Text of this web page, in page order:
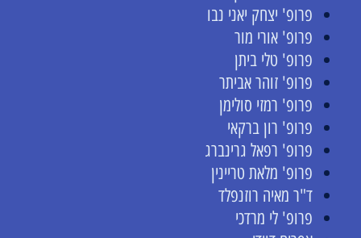
פרופ' יצחק יאני נבו
פרופ' אורי מור
פרופ' טלי ביתן
פרופ' זוהר אביתר
פרופ' רמזי סולימן
פרופ' רון ברקאי
פרופ' רפאל גרינברג
פרופ' מלאת טריינין
ד"ר מאיה רוזנפלד
פרופ' לי מרדכי